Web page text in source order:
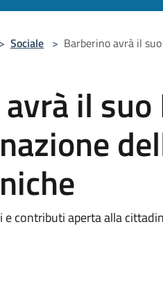
> Sociale > Barberino avrà il
il suo
e contributi aperta alla